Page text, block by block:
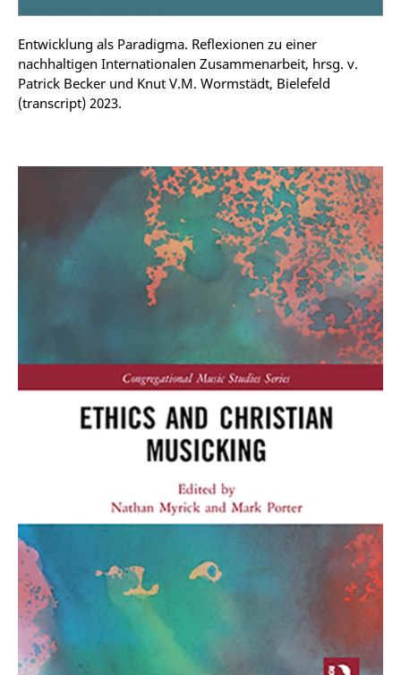
Entwicklung als Paradigma. Reflexionen zu einer
nachhaltigen Internationalen Zusammenarbeit, hrsg. v.
Patrick Becker und Knut V.M. Wormstädt, Bielefeld
(transcript) 2023.